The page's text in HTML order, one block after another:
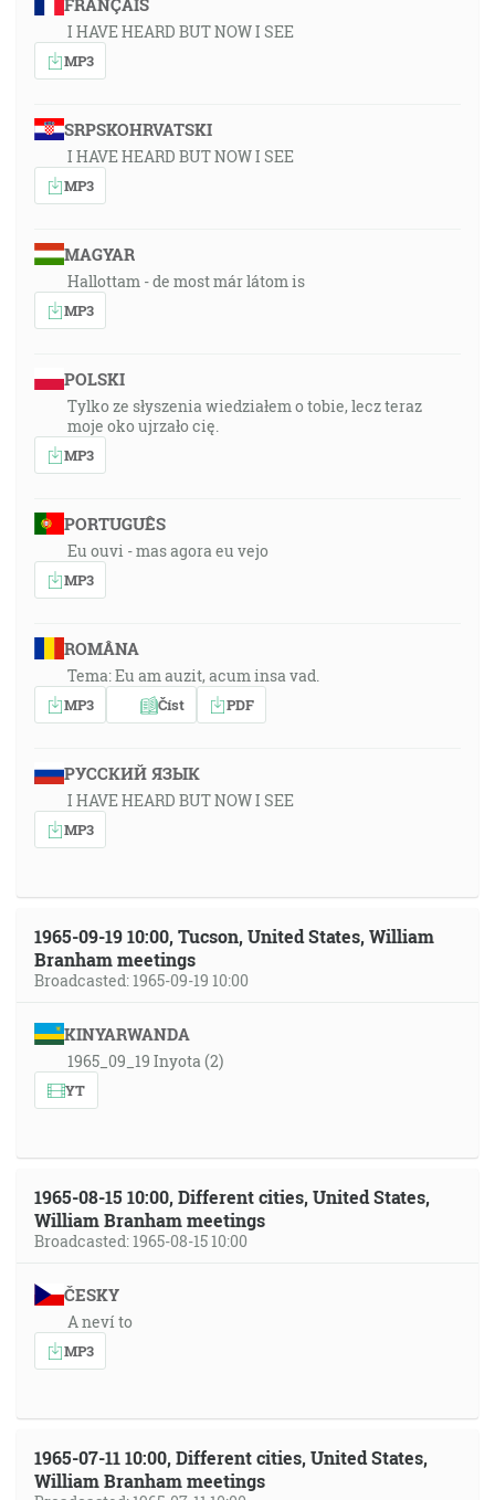
FRANÇAIS
I HAVE HEARD BUT NOW I SEE
MP3
SRPSKOHRVATSKI
I HAVE HEARD BUT NOW I SEE
MP3
MAGYAR
Hallottam - de most már látom is
MP3
POLSKI
Tylko ze słyszenia wiedziałem o tobie, lecz teraz
moje oko ujrzało cię.
MP3
PORTUGUÊS
Eu ouvi - mas agora eu vejo
MP3
ROMÂNA
Tema: Eu am auzit, acum insa vad.
MP3 Číst PDF
РУССКИЙ ЯЗЫК
I HAVE HEARD BUT NOW I SEE
MP3
1965-09-19 10:00, Tucson, United States, William
Branham meetings
Broadcasted: 1965-09-19 10:00
KINYARWANDA
1965_09_19 Inyota (2)
YT
1965-08-15 10:00, Different cities, United States,
William Branham meetings
Broadcasted: 1965-08-15 10:00
ČESKY
A neví to
MP3
1965-07-11 10:00, Different cities, United States,
William Branham meetings